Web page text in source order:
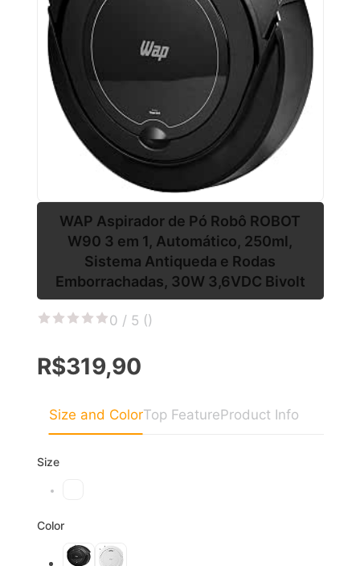
WAP Aspirador de Pó Robô ROBOT
W90 3 em 1, Automático, 250ml,
Sistema Antiqueda e Rodas
Emborrachadas, 30W 3,6VDC Bivolt
0 / 5 ()
R$319,90
Size and ColorTop FeatureProduct Info
Size
Color